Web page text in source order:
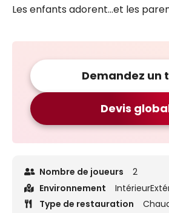
Les enfants adorent…et les
Demandez un
Devis
Nombre de joueurs
2
Environnement
Type de restauration